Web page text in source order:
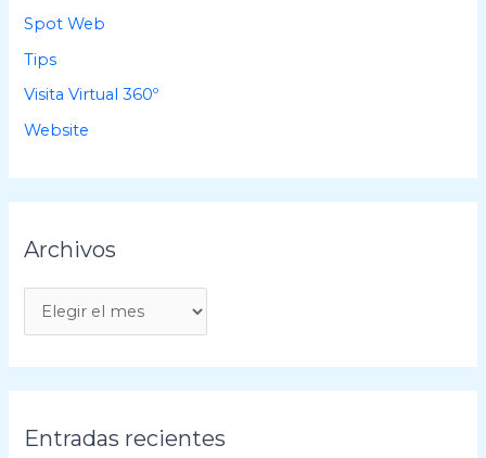
Spot Web
Tips
Visita Virtual 360º
Website
Archivos
r
c
h
iEntradas recientes